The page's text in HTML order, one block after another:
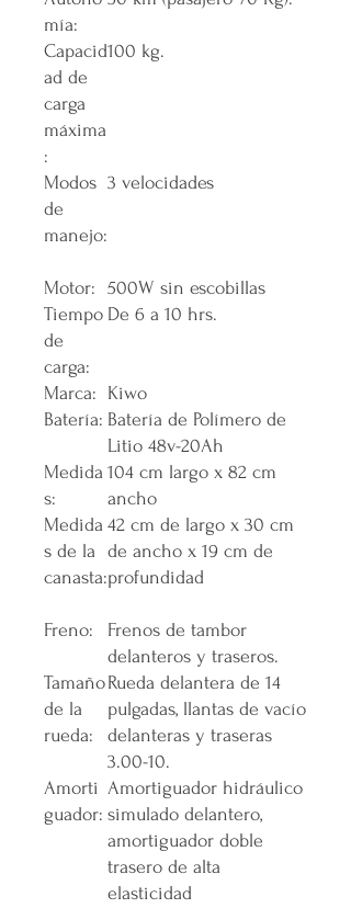
mía:
Capacid
ad de
carga
máxima
:
100 kg.
Modos
de
manejo:
3 velocidades
Motor:
500W sin escobillas
Tiempo
de
carga:
De 6 a 10 hrs.
Marca:
Kiwo
Batería: Batería de Polímero de
Litio 48v-20Ah
Medida
s:
104 cm largo x 82 cm
ancho
Medida
s de la
canasta:
42 cm de largo x 30 cm
de ancho x 19 cm de
profundidad
Freno:
Frenos de tambor
delanteros y traseros.
Tamaño
de la
rueda:
Rueda delantera de 14
pulgadas, llantas de vacío
delanteras y traseras
3.00-10.
Amorti
guador:
Amortiguador hidráulico
simulado delantero,
amortiguador doble
trasero de alta
elasticidad